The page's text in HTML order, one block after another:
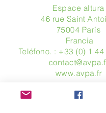
Espace altura
46 rue Saint
75004 París
​ Francia
Teléfono. : +33 (0) 1
www.avpa.fr